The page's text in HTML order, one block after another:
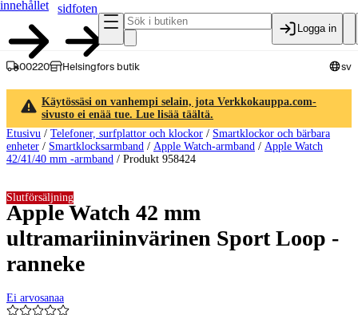
innehållet
sidfoten
Logga in
00220 Helsingfors butik sv
Käytössäsi on vanhempi selain, jota Verkkokauppa.com-
sivusto ei enää tue. Lue lisää täältä.
Etusivu / Telefoner, surfplattor och klockor / Smartklockor och bärbara
enheter / Smartklocksarmband / Apple Watch-armband / Apple Watch
42/41/40 mm -armband / Produkt 958424
Apple Watch 42 mm
ultramariininvärinen Sport Loop -
ranneke
Ei arvosanaa
Slutförsäljning